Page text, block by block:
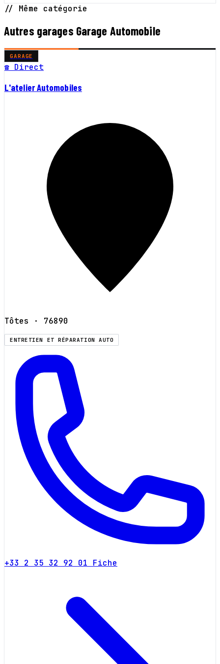
// Même catégorie
Autres garages Garage Automobile
GARAGE
☎ Direct
L'atelier Automobiles
Tôtes · 76890
ENTRETIEN ET RÉPARATION AUTO
+33 2 35 32 92 01 Fiche